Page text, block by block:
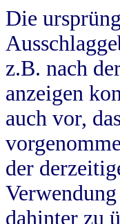
Die
z.B. nach
anzeigen
auch vor,
der
dahinter zu